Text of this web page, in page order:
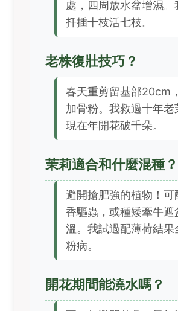
處，四周放水盆增濕。
扦插十枝活七枝。
老株復壯技巧？
春天重剪留基部20cm
加骨粉。我救過十年老
現在年開花破千朵。
茉莉適合和什麼混種？
避開搶肥強的植物！可
香驅蟲，或種矮牽牛遮
溫。我試過配薄荷結果
粉病。
開花期間能澆水嗎？